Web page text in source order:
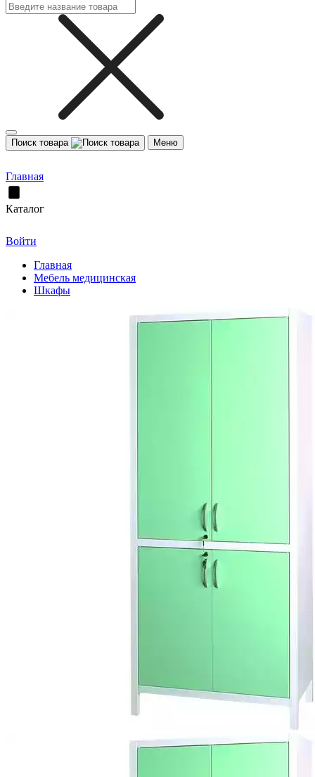
Поиск товара Меню
Главная
Каталог
Войти
Главная
Мебель медицинская
Шкафы